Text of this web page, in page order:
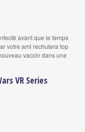
avant que le temps
votre ami rechutera top
vaccin dans une
VR Series